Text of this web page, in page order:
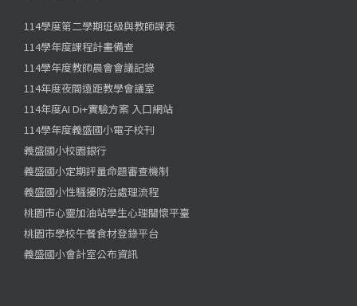
114學度第二學期班級與教師課表
114學年度課程計畫備查
114學年度教師晨會會議記錄
114年度夜間遠距教學會議室
114年度AI Di+實驗方案 入口網站
114學年度義盛國小電子校刊
義盛國小校園銀行
義盛國小定期評量命題審查機制
義盛國小性騷擾防治處理流程
桃園市心靈加油站學生心理關懷平臺
桃園市學校午餐食材登錄平台
義盛國小會計室公布資訊